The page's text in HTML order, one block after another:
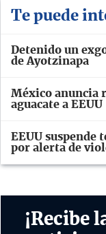
Te puede
Detenido un
de Ayotzinapa
México anuncia
aguacate a EEUU
EEUU suspende
por alerta de
¡Recibe